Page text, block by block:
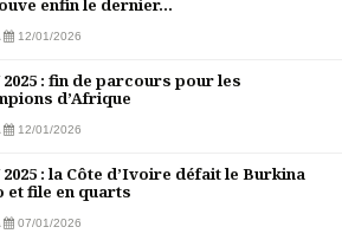
enfin le dernier...
12/01/2026
2025 : fin de parcours pour les
d’Afrique
12/01/2026
2025 : la Côte d’Ivoire défait le Burkina
et file en quarts
07/01/2026